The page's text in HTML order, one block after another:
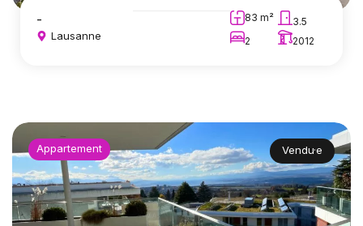
-
Lausanne
83 m²
3.5
2
2012
Appartement Vendu·e